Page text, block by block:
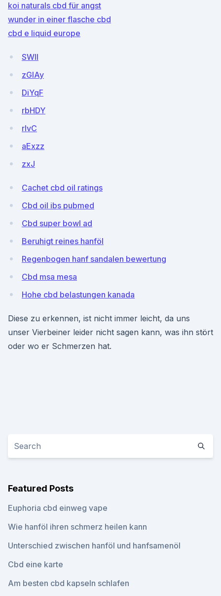
koi naturals cbd für angst
wunder in einer flasche cbd
cbd e liquid europe
SWII
zGlAy
DiYqF
rbHDY
rIvC
aExzz
zxJ
Cachet cbd oil ratings
Cbd oil ibs pubmed
Cbd super bowl ad
Beruhigt reines hanföl
Regenbogen hanf sandalen bewertung
Cbd msa mesa
Hohe cbd belastungen kanada
Diese zu erkennen, ist nicht immer leicht, da uns
unser Vierbeiner leider nicht sagen kann, was ihn stört
oder wo er Schmerzen hat.
Featured Posts
Euphoria cbd einweg vape
Wie hanföl ihren schmerz heilen kann
Unterschied zwischen hanföl und hanfsamenöl
Cbd eine karte
Am besten cbd kapseln schlafen